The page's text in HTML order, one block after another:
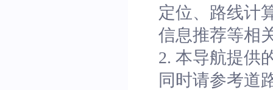
定位、路线计
信息推荐等相
2. 本导航提供
同时请参考道